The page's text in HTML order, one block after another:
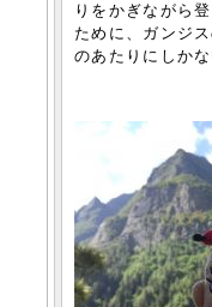
りをかぎながら
ために、ガンジ
のあたりにしかな